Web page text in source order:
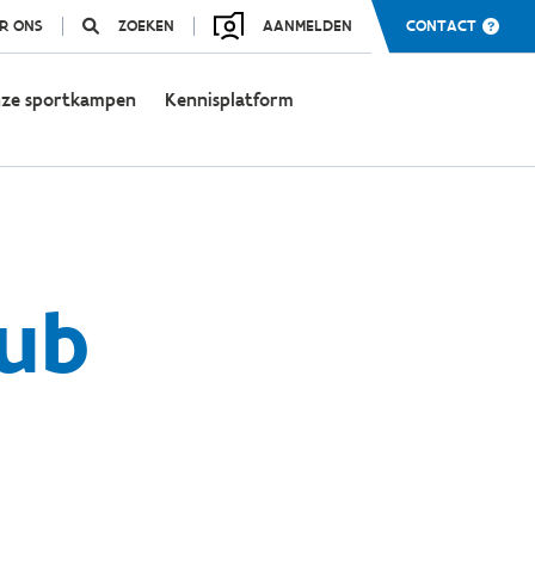
ONS ZOEKEN AANMELDEN CONTACT
sportkampen Kennisplatform